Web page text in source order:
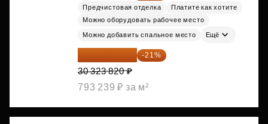
Предчистовая отделка
Платите как хотите
Можно оборудовать рабочее место
Можно добавить спальное место Ещё
23 955 818 ₽ -21%
30 323 820 ₽
793 239 ₽ за м²